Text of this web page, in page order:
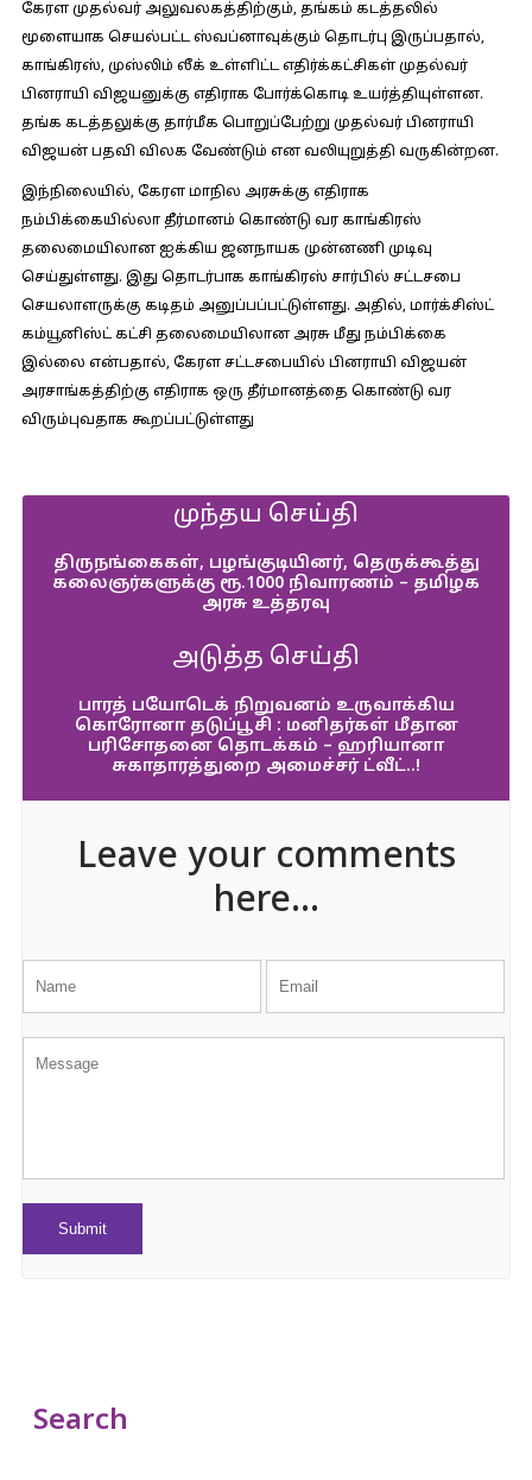
கேரள முதல்வர் அலுவலகத்திற்கும், தங்கம் கடத்தலில்
மூளையாக செயல்பட்ட ஸ்வப்னாவுக்கும் தொடர்பு இருப்பதால்,
காங்கிரஸ், முஸ்லிம் லீக் உள்ளிட்ட எதிர்க்கட்சிகள் முதல்வர்
பினராயி விஜயனுக்கு எதிராக போர்க்கொடி உயர்த்தியுள்ளன.
தங்க கடத்தலுக்கு தார்மீக பொறுப்பேற்று முதல்வர் பினராயி
விஜயன் பதவி விலக வேண்டும் என வலியுறுத்தி வருகின்றன.
இந்நிலையில், கேரள மாநில அரசுக்கு எதிராக
நம்பிக்கையில்லா தீர்மானம் கொண்டு வர காங்கிரஸ்
தலைமையிலான ஐக்கிய ஜனநாயக முன்னணி முடிவு
செய்துள்ளது. இது தொடர்பாக காங்கிரஸ் சார்பில் சட்டசபை
செயலாளருக்கு கடிதம் அனுப்பப்பட்டுள்ளது. அதில், மார்க்சிஸ்ட்
கம்யூனிஸ்ட் கட்சி தலைமையிலான அரசு மீது நம்பிக்கை
இல்லை என்பதால், கேரள சட்டசபையில் பினராயி விஜயன்
அரசாங்கத்திற்கு எதிராக ஒரு தீர்மானத்தை கொண்டு வர
விரும்புவதாக கூறப்பட்டுள்ளது
முந்தய செய்தி
திருநங்கைகள், பழங்குடியினர், தெருக்கூத்து
கலைஞர்களுக்கு ரூ.1000 நிவாரணம் – தமிழக
அரசு உத்தரவு
அடுத்த செய்தி
பாரத் பயோடெக் நிறுவனம் உருவாக்கிய
கொரோனா தடுப்பூசி : மனிதர்கள் மீதான
பரிசோதனை தொடக்கம் – ஹரியானா
சுகாதாரத்துறை அமைச்சர் ட்வீட்..!
Leave your comments
here...
Search